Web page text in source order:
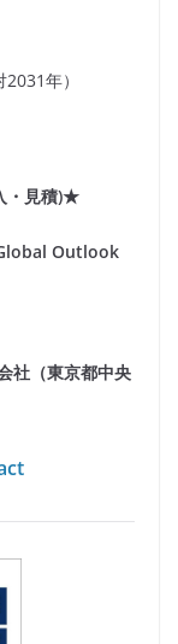
年）
・見積)★
Outlook
社（東京都中央